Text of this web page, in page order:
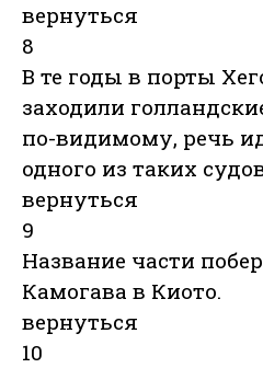
вернуться
8
В те годы в порты
заходили
по-видимому, речь
одного из таких
вернуться
9
Название части
Камогава в Киото.
вернуться
10